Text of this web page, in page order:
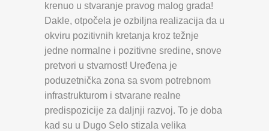
krenuo u stvaranje pravog malog grada!
Dakle, otpočela je ozbiljna realizacija da u
okviru pozitivnih kretanja kroz težnje
jedne normalne i pozitivne sredine, snove
pretvori u stvarnost! Uređena je
poduzetnička zona sa svom potrebnom
infrastrukturom i stvarane realne
predispozicije za daljnji razvoj. To je doba
kad su u Dugo Selo stizala velika